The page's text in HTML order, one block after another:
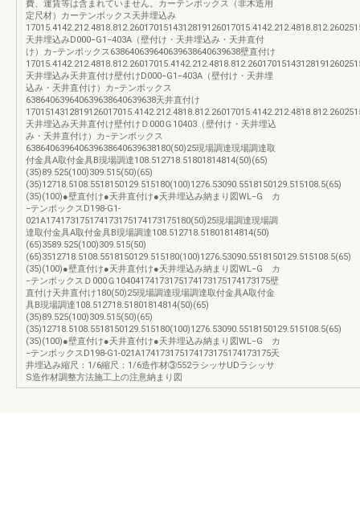
費、運賃等は含まれていません。カーテンボックス（非木造用
定尺材）カーテンボックス天井埋込み
天井埋込みD000−G1−403A（壁付け・天井埋込み・天井直付
け）カ−テンボックス638640639640639638640639638壁直付け
天井埋込み天井直付け壁付けD000−G1−403A（壁付け・天井埋
込み・天井直付け）カ−テンボックス
638640639640639638640639638天井直付け
天井埋込み天井直付け壁付けＤ000Ｇ10403（壁付け・天井埋込
み・天井直付け）カ−テンボックス
638640639640639638640639638180(50)25現場調達現場調達取
付金具A取付金具B現場調達108.512718.51801814814(50)(65)
(35)89.525(100)309.515(50)(65)
(35)12718.5108.5518150129.515180(100)1276.53090.5518150129.515108.5(65)
(35)(100)●壁直付け●天井直付け●天井埋込み納まり図WL−G カ
−テンボックスD198-G1-
021A174173175174173175174173175180(50)25現場調達現場調
達取付金具A取付金具B現場調達108.512718.51801814814(50)
(65)3589.525(100)309.515(50)
(65)3512718.5108.5518150129.515180(100)1276.53090.5518150129.515108.5(65)
(35)(100)●壁直付け●天井直付け●天井埋込み納まり図WL−G カ
−テンボックスＤ000Ｇ10404174173175174173175174173175壁
直付け天井直付け180(50)25現場調達現場調達取付金具A取付金
具B現場調達108.512718.51801814814(50)(65)
(35)89.525(100)309.515(50)(65)
(35)12718.5108.5518150129.515180(100)1276.53090.5518150129.515108.5(65)
(35)(100)●壁直付け●天井直付け●天井埋込み納まり図WL−G カ
−テンボックスD198-G1-021A174173175174173175174173175天
井埋込み縮尺：1/6縮尺：1/6造作材③552ラシッサUDラシッサ
S造作材調整方法施工上の注意納まり図